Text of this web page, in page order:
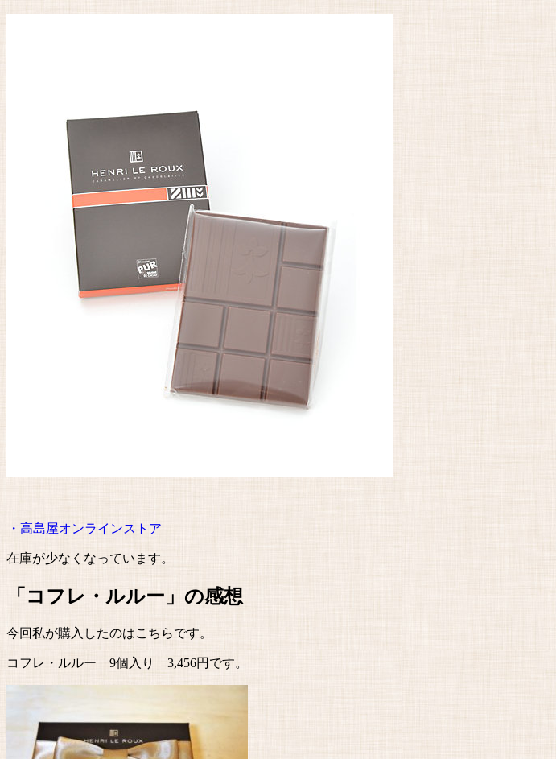
・高島屋オンラインストア
在庫が少なくなっています。
「コフレ・ルルー」の感想
今回私が購入したのはこちらです。
コフレ・ルルー 9個入り 3,456円です。